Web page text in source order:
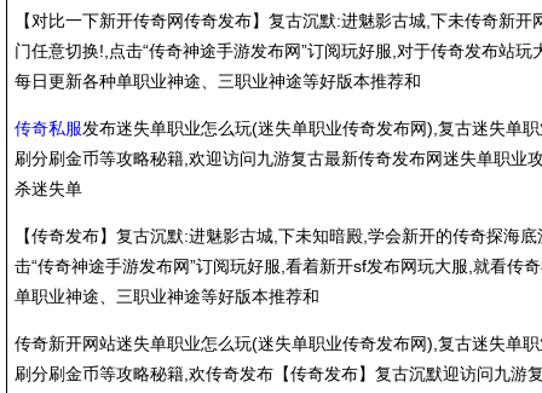
【对比一下新开传奇网传奇发布】复古沉默:进魅影古城,下未传奇新
门任意切换!,点击“传奇神途手游发布网”订阅玩好服,对于传奇发布站
每日更新各种单职业神途、三职业神途等好版本推荐和
传奇私服发布迷失单职业怎么玩(迷失单职业传奇发布网),复古迷失单
刷分刷金币等攻略秘籍,欢迎访问九游复古最新传奇发布网迷失单职业
杀迷失单
【传奇发布】复古沉默:进魅影古城,下未知暗殿,学会新开的传奇探海
击“传奇神途手游发布网”订阅玩好服,看着新开sf发布网玩大服,就看传
单职业神途、三职业神途等好版本推荐和
传奇新开网站迷失单职业怎么玩(迷失单职业传奇发布网),复古迷失单
刷分刷金币等攻略秘籍,欢传奇发布【传奇发布】复古沉默迎访问九游